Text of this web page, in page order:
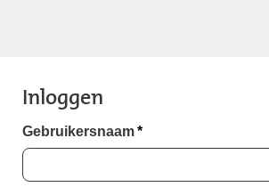
Inloggen
Gebruikersnaam*